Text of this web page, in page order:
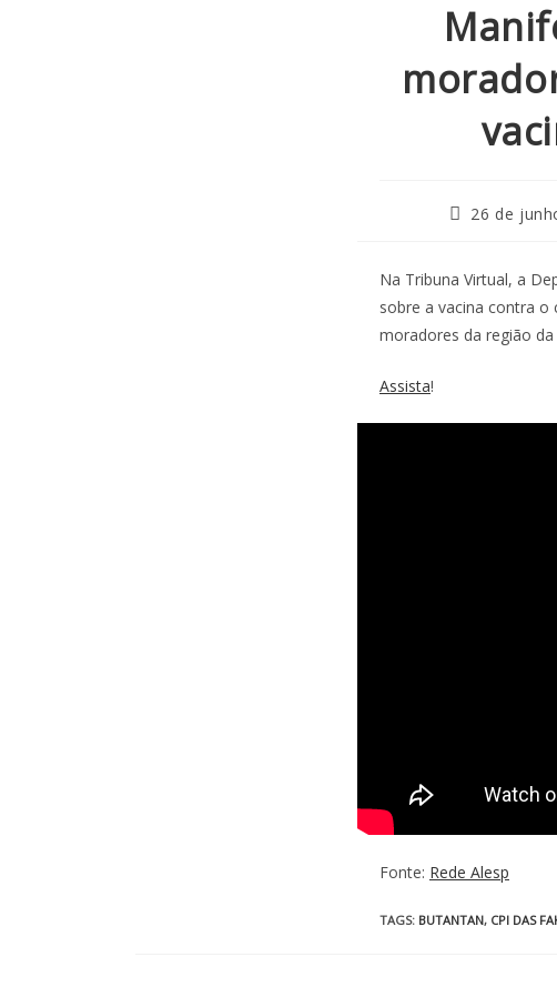
26 de
Na Tribuna Virtual, a
sobre a vacina contra
moradores da região da
Assista!
Fonte: Rede Alesp
TAGS: BUTANTAN, CPI DAS